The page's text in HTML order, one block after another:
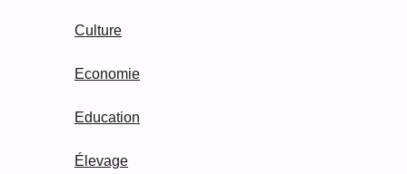
Culture
Economie
Education
Élevage